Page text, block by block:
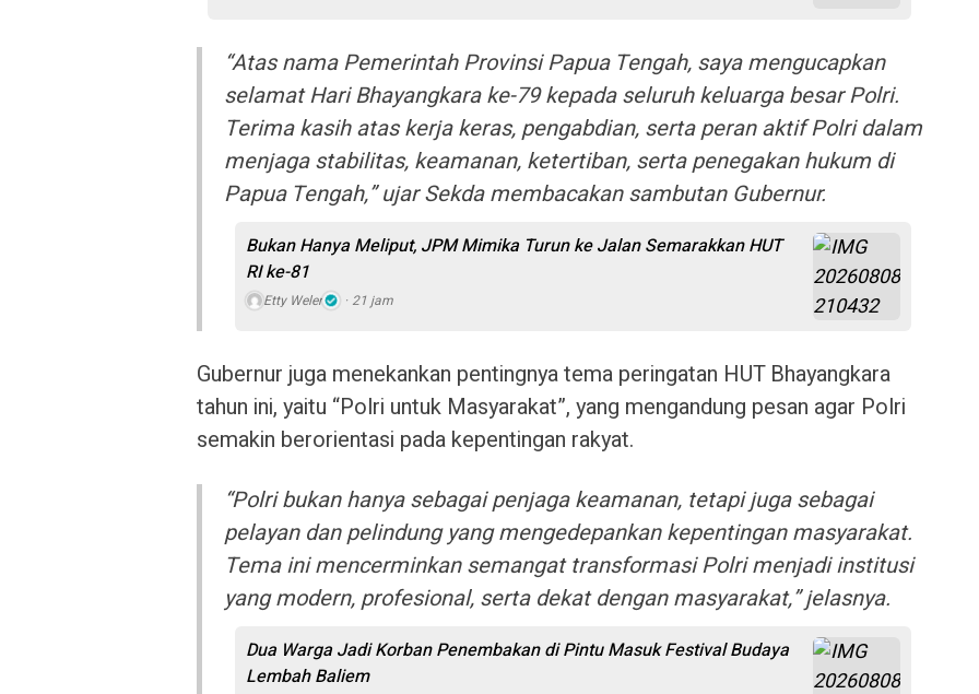
“Atas nama Pemerintah Provinsi Papua Tengah, saya mengucapkan
selamat Hari Bhayangkara ke-79 kepada seluruh keluarga besar Polri.
Terima kasih atas kerja keras, pengabdian, serta peran aktif Polri dalam
menjaga stabilitas, keamanan, ketertiban, serta penegakan hukum di
Papua Tengah,” ujar Sekda membacakan sambutan Gubernur.
Bukan Hanya Meliput, JPM Mimika Turun ke Jalan Semarakkan HUT
RI ke-81
Etty Weler 21 jam
Gubernur juga menekankan pentingnya tema peringatan HUT Bhayangkara
tahun ini, yaitu “Polri untuk Masyarakat”, yang mengandung pesan agar Polri
semakin berorientasi pada kepentingan rakyat.
“Polri bukan hanya sebagai penjaga keamanan, tetapi juga sebagai
pelayan dan pelindung yang mengedepankan kepentingan masyarakat.
Tema ini mencerminkan semangat transformasi Polri menjadi institusi
yang modern, profesional, serta dekat dengan masyarakat,” jelasnya.
Dua Warga Jadi Korban Penembakan di Pintu Masuk Festival Budaya
Lembah Baliem